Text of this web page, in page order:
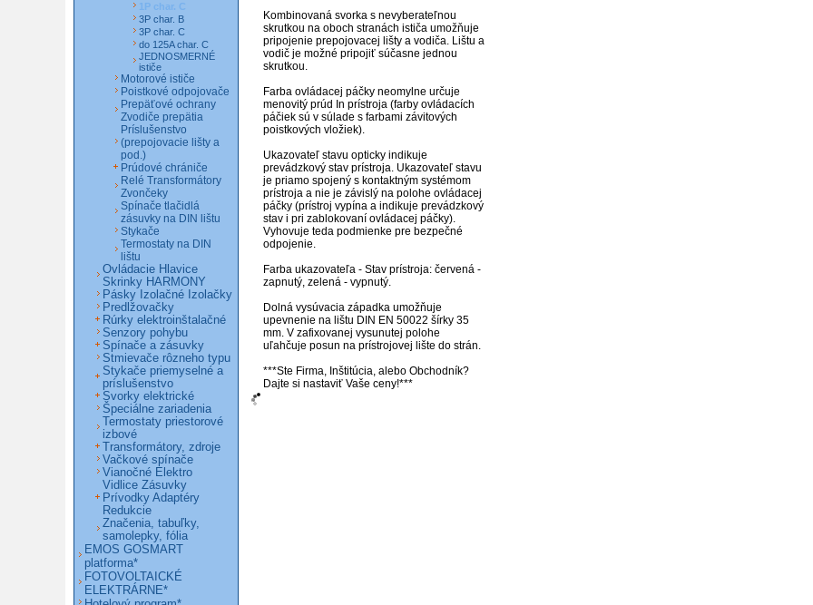
Kombinovaná svorka s nevyberateľnou
skrutkou na oboch stranách ističa umožňuje
pripojenie prepojovacej lišty a vodiča. Lištu a
vodič je možné pripojiť súčasne jednou
skrutkou.
Farba ovládacej páčky neomylne určuje
menovitý prúd In prístroja (farby ovládacích
páčiek sú v súlade s farbami závitových
poistkových vložiek).
Ukazovateľ stavu opticky indikuje
prevádzkový stav prístroja. Ukazovateľ stavu
je priamo spojený s kontaktným systémom
prístroja a nie je závislý na polohe ovládacej
páčky (prístroj vypína a indikuje prevádzkový
stav i pri zablokovaní ovládacej páčky).
Vyhovuje teda podmienke pre bezpečné
odpojenie.
Farba ukazovateľa - Stav prístroja: červená -
zapnutý, zelená - vypnutý.
Dolná vysúvacia západka umožňuje
upevnenie na lištu DIN EN 50022 šírky 35
mm. V zafixovanej vysunutej polohe
uľahčuje posun na prístrojovej lište do strán.
***Ste Firma, Inštitúcia, alebo Obchodník?
1P char. C
3P char. B
3P char. C
do 125A char. C
JEDNOSMERNÉ
ističe
Motorové ističe
Poistkové odpojovače
Prepäťové ochrany
Zvodiče prepätia
Príslušenstvo
(prepojovacie lišty a
pod.)
Prúdové chrániče
Relé Transformátory
Zvončeky
Spínače tlačidlá
zásuvky na DIN lištu
Stykače
Termostaty na DIN
lištu
Ovládacie Hlavice
Skrinky HARMONY
Pásky Izolačné Izolačky
Predlžovačky
Rúrky elektroinštalačné
Senzory pohybu
Spínače a zásuvky
Stmievače rôzneho typu
Stykače priemyselné a
príslušenstvo
Svorky elektrické
Špeciálne zariadenia
Termostaty priestorové
izbové
Transformátory, zdroje
Vačkové spínače
Vianočné Elektro
Vidlice Zásuvky
Prívodky Adaptéry
Redukcie
Značenia, tabuľky,
samolepky, fólia
EMOS GOSMART
platforma*
FOTOVOLTAICKÉ
ELEKTRÁRNE*